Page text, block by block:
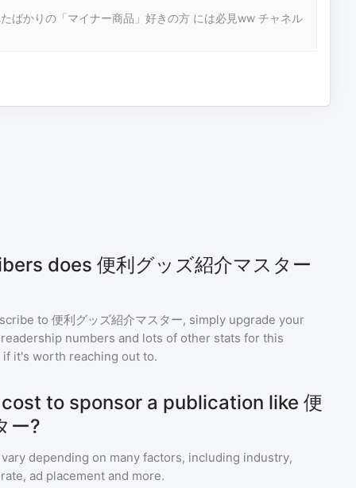
ばかりの「マイナー商品」好きの方 には必見ww チャネル
does 便利グッズ紹介マスター
to 便利グッズ紹介マスター, simply upgrade your
numbers and lots of other stats for this
it's worth reaching out to.
to sponsor a publication like 便
ー?
depending on many factors, including industry,
ad placement and more.